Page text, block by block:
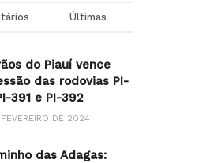
Últimas
do Piauí vence
das rodovias PI-
391 e PI-392
DE 2024
das Adagas: